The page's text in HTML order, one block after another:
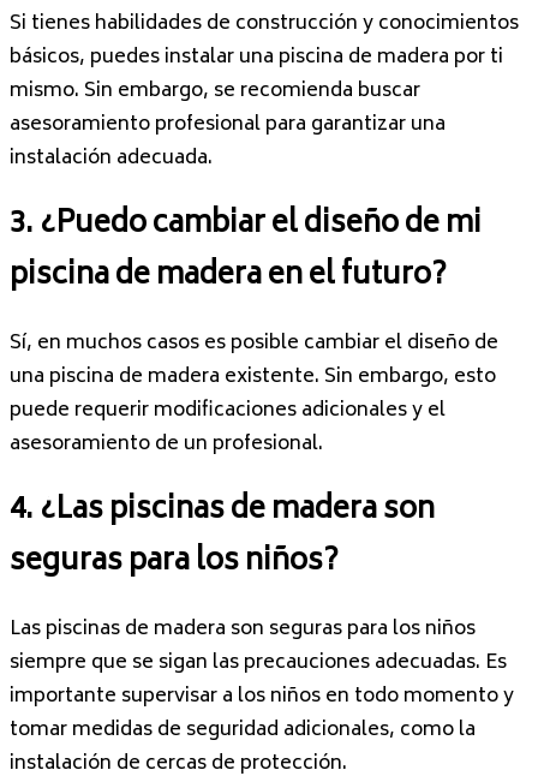
Si tienes habilidades de construcción y conocimientos
básicos, puedes instalar una piscina de madera por ti
mismo. Sin embargo, se recomienda buscar
asesoramiento profesional para garantizar una
instalación adecuada.
3. ¿Puedo cambiar el diseño de mi
piscina de madera en el futuro?
Sí, en muchos casos es posible cambiar el diseño de
una piscina de madera existente. Sin embargo, esto
puede requerir modificaciones adicionales y el
asesoramiento de un profesional.
4. ¿Las piscinas de madera son
seguras para los niños?
Las piscinas de madera son seguras para los niños
siempre que se sigan las precauciones adecuadas. Es
importante supervisar a los niños en todo momento y
tomar medidas de seguridad adicionales, como la
instalación de cercas de protección.